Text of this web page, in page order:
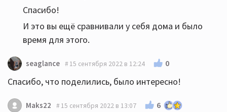
Спасибо!
И это вы ещё сравнивали у себя дома и было
время для этого.
seaglance 15 сентября 2022 в 12:24 0
Спасибо, что поделились, было интересно!
Maks22 15 сентября 2022 в 13:07 6